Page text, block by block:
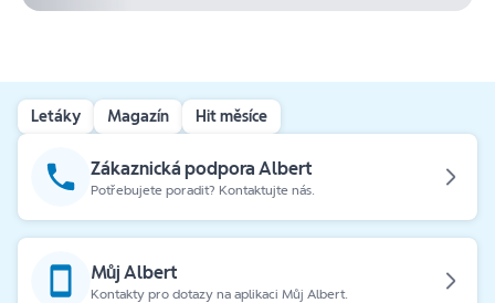
Letáky Magazín Hit měsíce
Zákaznická podpora Albert
Potřebujete poradit? Kontaktujte nás.
Můj Albert
Kontakty pro dotazy na aplikaci Můj Albert.